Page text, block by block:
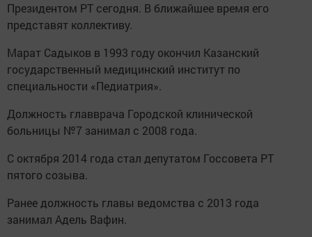
Президентом РТ сегодня. В ближайшее время его
представят коллективу.
Марат Садыков в 1993 году окончил Казанский
государственный медицинский институт по
специальности «Педиатрия».
Должность главврача Городской клинической
больницы №7 занимал с 2008 года.
С октября 2014 года стал депутатом Госсовета РТ
пятого созыва.
Ранее должность главы ведомства с 2013 года
занимал Адель Вафин.